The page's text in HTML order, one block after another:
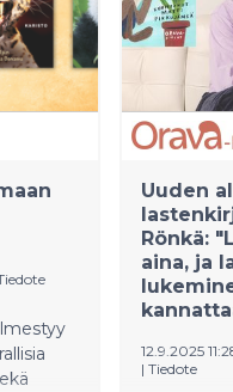
Uuden
Rönkä:
aina, ja
12.9.2025
| Tiedote